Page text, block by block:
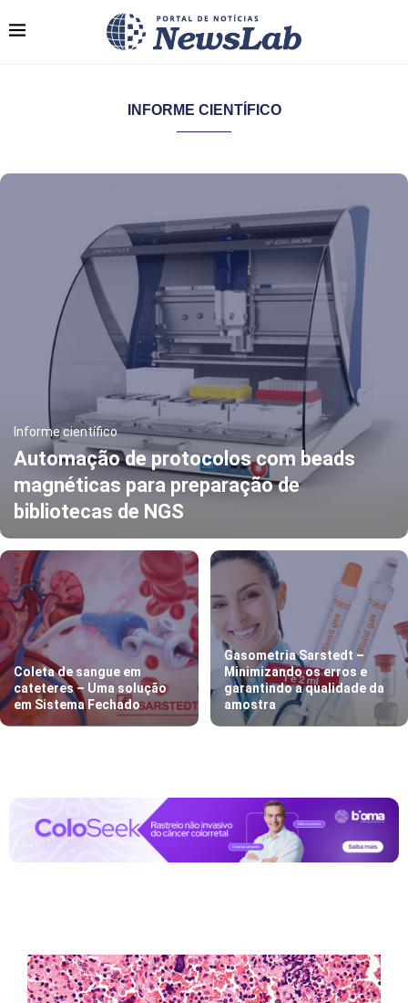
INFORME CIENTÍFICO
Informe científico
Automação de protocolos com beads
magnéticas para preparação de
bibliotecas de NGS
Coleta de sangue em
cateteres – Uma solução
em Sistema Fechado
Gasometria Sarstedt –
Minimizando os erros e
garantindo a qualidade da
amostra